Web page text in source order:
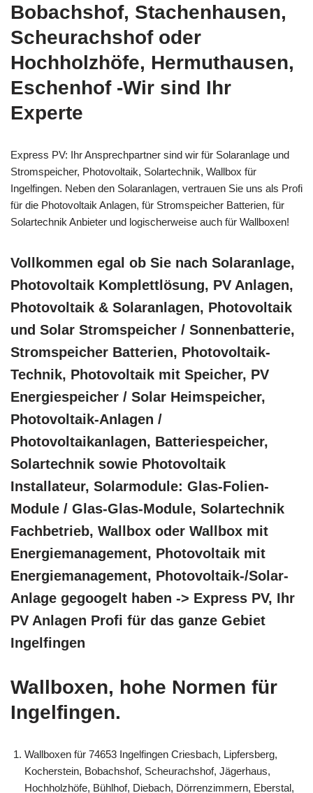
Bobachshof, Stachenhausen,
Scheurachshof oder
Hochholzhöfe, Hermuthausen,
Eschenhof -Wir sind Ihr
Experte
Express PV: Ihr Ansprechpartner sind wir für Solaranlage und
Stromspeicher, Photovoltaik, Solartechnik, Wallbox für
Ingelfingen. Neben den Solaranlagen, vertrauen Sie uns als Profi
für die Photovoltaik Anlagen, für Stromspeicher Batterien, für
Solartechnik Anbieter und logischerweise auch für Wallboxen!
Vollkommen egal ob Sie nach Solaranlage,
Photovoltaik Komplettlösung, PV Anlagen,
Photovoltaik & Solaranlagen, Photovoltaik
und Solar Stromspeicher / Sonnenbatterie,
Stromspeicher Batterien, Photovoltaik-
Technik, Photovoltaik mit Speicher, PV
Energiespeicher / Solar Heimspeicher,
Photovoltaik-Anlagen /
Photovoltaikanlagen, Batteriespeicher,
Solartechnik sowie Photovoltaik
Installateur, Solarmodule: Glas-Folien-
Module / Glas-Glas-Module, Solartechnik
Fachbetrieb, Wallbox oder Wallbox mit
Energiemanagement, Photovoltaik mit
Energiemanagement, Photovoltaik-/Solar-
Anlage gegoogelt haben -> Express PV, Ihr
PV Anlagen Profi für das ganze Gebiet
Ingelfingen
Wallboxen, hohe Normen für
Ingelfingen.
Wallboxen für 74653 Ingelfingen Criesbach, Lipfersberg,
Kocherstein, Bobachshof, Scheurachshof, Jägerhaus,
Hochholzhöfe, Bühlhof, Diebach, Dörrenzimmern, Eberstal,